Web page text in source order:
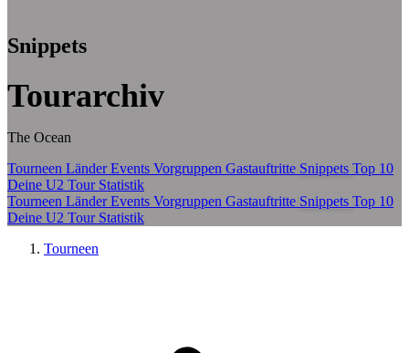
Snippets
Tourarchiv
The Ocean
Tourneen LänderEvents Vorgruppen Gastauftritte Snippets Top 10
Deine U2 Tour Statistik
Tourneen LänderEvents Vorgruppen Gastauftritte Snippets Top 10
Deine U2 Tour Statistik
Tourneen